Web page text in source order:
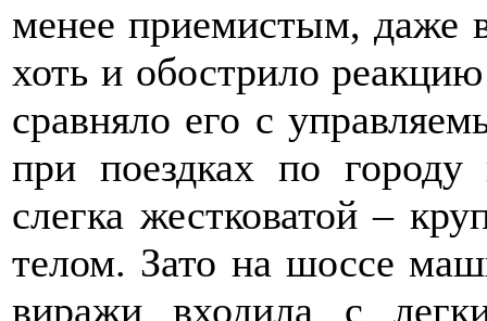
менее приемистым, даже
хоть и обострило
сравняло его с
при поездках по городу
слегка жестковатой –
телом. Зато на шоссе
виражи входила с